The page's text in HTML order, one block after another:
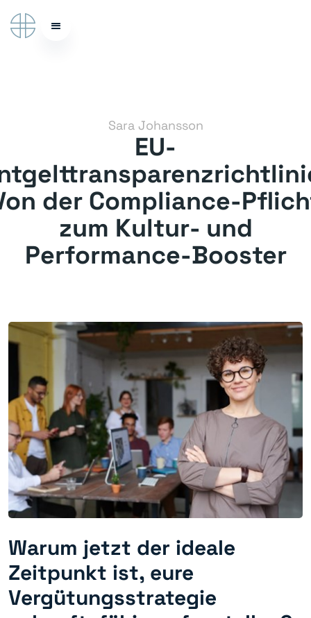
Sara Johansson
EU-
der Compliance-
zum Kultur- und
Performance-Booster
Warum jetzt der ideale
Zeitpunkt ist, eure
Vergütungsstrategie